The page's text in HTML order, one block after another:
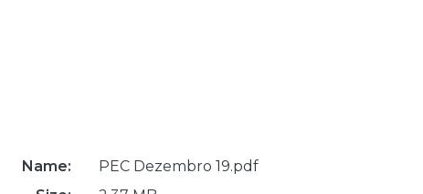
Name:
PEC Dezembro 19.pdf